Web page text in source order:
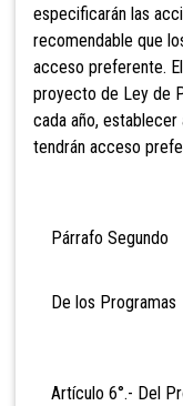
especificarán las
recomendable que
acceso preferente.
proyecto de Ley de
cada año,
tendrán acceso
Párrafo Segundo
De los Programas
Artículo 6°.- Del